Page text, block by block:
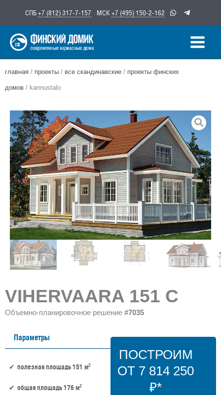
содержимому
СПБ+7 (812) 317-7-157 МСК +7 (495) 150-2-162
главная / проекты / все скандинавские / проекты финских
домов / kannustalo
VIHERVAARA 151 C
Объемно-планировочное решение #7035
Параметры
полезная площадь 151 м2
общая площадь 176 м2
ПОСТРОИМ
ОТ 7 814 250
₽*